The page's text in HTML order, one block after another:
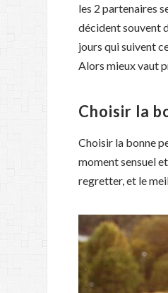
les 2 partenaires
décident souvent
jours qui suivent
Alors mieux vaut
Choisir la
Choisir la bonne
moment sensuel
regretter, et le